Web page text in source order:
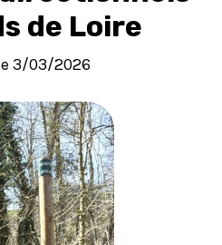
de Loire
3/03/2026